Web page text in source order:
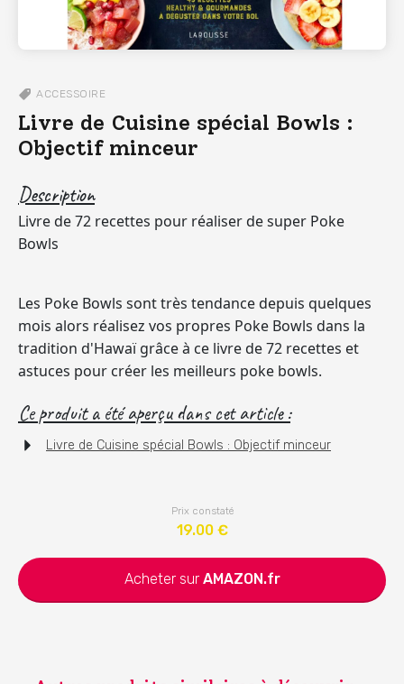
ACCESSOIRE
Livre de Cuisine spécial Bowls :
Objectif minceur
Description
Livre de 72 recettes pour réaliser de super Poke
Bowls
Les Poke Bowls sont très tendance depuis quelques
mois alors réalisez vos propres Poke Bowls dans la
tradition d'Hawaï grâce à ce livre de 72 recettes et
astuces pour créer les meilleurs poke bowls.
Ce produit a été aperçu dans cet article :
Livre de Cuisine spécial Bowls : Objectif minceur
Prix constaté
19.00€
Acheter sur AMAZON.fr